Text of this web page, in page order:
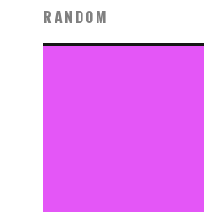
RANDOM